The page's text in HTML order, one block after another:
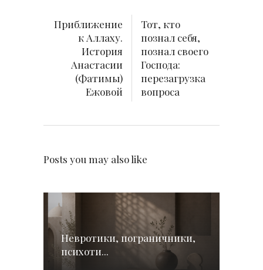
Приближение
к Аллаху.
История
Анастасии
(Фатимы)
Ежовой
Тот, кто
познал себя,
познал своего
Господа:
перезагрузка
вопроса
Posts you may also like
Невротики, пограничники,
психоти...